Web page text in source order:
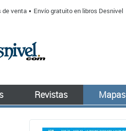
de venta Envío gratuito en libros Desnivel
Revistas Mapas